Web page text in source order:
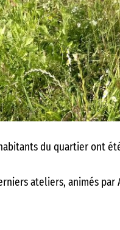
du quartier ont
ateliers, animés